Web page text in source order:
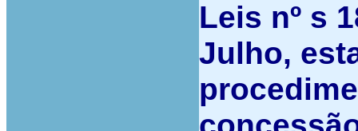
Leis nº s
Julho,